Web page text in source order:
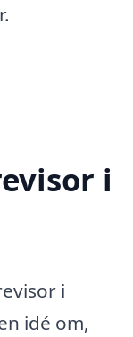
i
i
idé om,